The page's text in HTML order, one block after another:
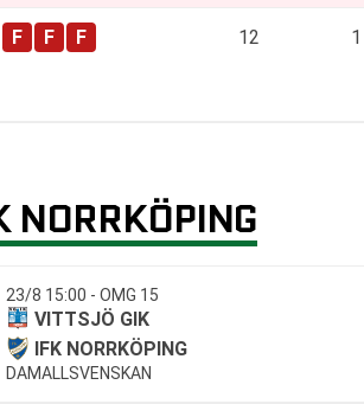
12 1
NORRKÖPING
23/8 15:00 - OMG 15
VITTSJÖ GIK
IFK NORRKÖPING
DAMALLSVENSKAN